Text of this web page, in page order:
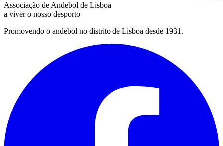
Associação de Andebol de Lisboa
a viver o nosso desporto
Promovendo o andebol no distrito de Lisboa desde 1931.